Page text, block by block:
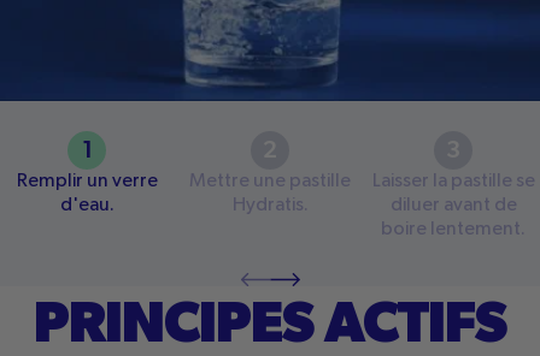
1
Remplir un verre
d'eau.
Mettre une pastille
Hydratis.
Laisser la pastille se
diluer avant de
boire lentement.
PRINCIPES ACTIFS